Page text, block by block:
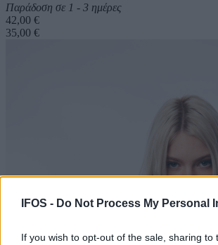
IFOS - Do Not Process My Personal
If you wish to opt-out of the sale, sharing to
Παράδοση σε 1 - 3 ημέρες
42,00 €
35,00 €